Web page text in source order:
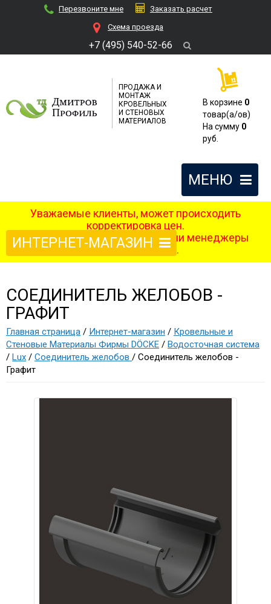
Перезвоните мне
Заказать расчет
Cхема проезда
+7 (495) 540-52-66
ПРОДАЖА И
МОНТАЖ
КРОВЕЛЬНЫХ
И СТЕНОВЫХ
МАТЕРИАЛОВ
В корзине 0
товар(a/ов)
На сумму 0
руб.
МЕНЮ
Уважаемые клиенты, может происходить
корректировка цен.
После оформления заказа наши менеджеры
свяжутся с вами.
ИНТЕРНЕТ-МАГАЗИН
СОЕДИНИТЕЛЬ ЖЕЛОБОВ -
ГРАФИТ
Главная страница / Интернет-магазин / Кровельные и
Стеновые Материалы Фирмы DÖCKE / Водосточная система
/ Lux / Соединитель желобов / Соединитель желобов -
Графит